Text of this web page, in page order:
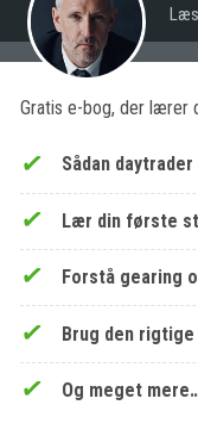
Gratis e-bog, der lærer
Sådan daytrader
Lær din første
Forstå gearing
Brug den
Og meget